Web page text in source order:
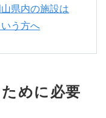
県内の施設は
う方へ
めに必要